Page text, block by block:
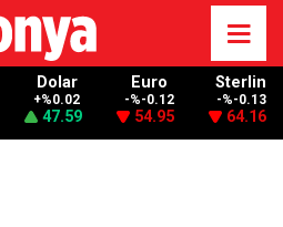
Dolar
+%0.02
47.59
Euro
-%-0.12
54.95
Sterlin
-%-0.13
64.16